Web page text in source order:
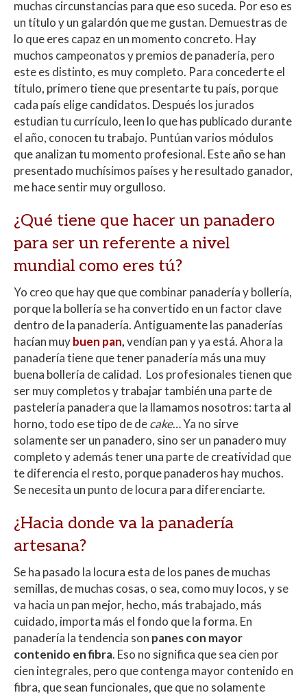
muchas circunstancias para que eso suceda. Por eso es
un título y un galardón que me gustan. Demuestras de
lo que eres capaz en un momento concreto. Hay
muchos campeonatos y premios de panadería, pero
este es distinto, es muy completo. Para concederte el
título, primero tiene que presentarte tu país, porque
cada país elige candidatos. Después los jurados
estudian tu currículo, leen lo que has publicado durante
el año, conocen tu trabajo. Puntúan varios módulos
que analizan tu momento profesional. Este año se han
presentado muchísimos países y he resultado ganador,
me hace sentir muy orgulloso.
¿Qué tiene que hacer un panadero
para ser un referente a nivel
mundial como eres tú?
Yo creo que hay que que combinar panadería y bollería,
porque la bollería se ha convertido en un factor clave
dentro de la panadería. Antiguamente las panaderías
hacían muybuen pan,vendían pan y ya está. Ahora la
panadería tiene que tener panadería más una muy
buena bollería de calidad. Los profesionales tienen que
ser muy completos y trabajar también una parte de
pastelería panadera que la llamamos nosotros: tarta al
horno, todo ese tipo de decake… Ya no sirve
solamente ser un panadero, sino ser un panadero muy
completo y además tener una parte de creatividad que
te diferencia el resto, porque panaderos hay muchos.
Se necesita un punto de locura para diferenciarte.
¿Hacia donde va la panadería
artesana?
Se ha pasado la locura esta de los panes de muchas
semillas, de muchas cosas, o sea, como muy locos, y se
va hacia un pan mejor, hecho, más trabajado, más
cuidado, importa más el fondo que la forma. En
panadería la tendencia son panes con mayor
contenido en fibra. Eso no significa que sea cien por
cien integrales, pero que contenga mayor contenido en
fibra, que sean funcionales, que que no solamente